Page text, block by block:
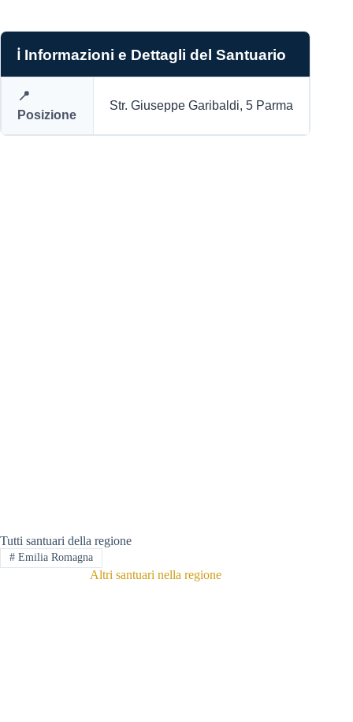
ℹ️ Informazioni e Dettagli del Santuario
📍
Posizione
Str. Giuseppe Garibaldi, 5 Parma
Tutti santuari della regione
#Emilia Romagna
Altri santuari nella regione